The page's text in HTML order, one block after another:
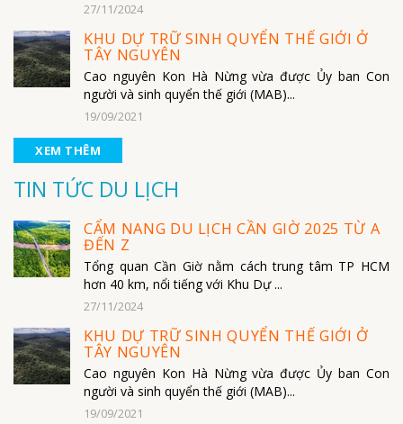
27/11/2024
KHU DỰ TRỮ SINH QUYỂN THẾ GIỚI Ở
TÂY NGUYÊN
Cao nguyên Kon Hà Nừng vừa được Ủy ban Con
người và sinh quyển thế giới (MAB)...
19/09/2021
XEM THÊM
TIN TỨC DU LỊCH
CẨM NANG DU LỊCH CẦN GIỜ 2025 TỪ A
ĐẾN Z
Tổng quan Cần Giờ nằm cách trung tâm TP HCM
hơn 40 km, nổi tiếng với Khu Dự ...
27/11/2024
KHU DỰ TRỮ SINH QUYỂN THẾ GIỚI Ở
TÂY NGUYÊN
Cao nguyên Kon Hà Nừng vừa được Ủy ban Con
người và sinh quyển thế giới (MAB)...
19/09/2021